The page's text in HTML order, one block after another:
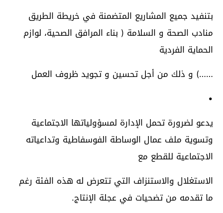
بتنفيد جميع المشاريع المتضمنة في خريطة الطريق
منادب الصحة و السلامة ( بناء المرافق الصحية، لوازم
الحماية الفردية
……) و ذلك من أجل تحسين و تجويد ظروف العمل
•
يدعو لضرورة تحمل الإدارة لمسؤولياتها الاجتماعية
وتسوية ملف عمال الوساطة الفوسفاطية وتداعياته
الاجتماعية للقطع مع
الاستغلال والاستنزاف التي تتعرض له هذه الفئة رغم
ما تقدمه من تضحيات في عجلة الإنتاج.